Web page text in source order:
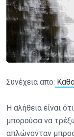
Συνέχεια απο:
Η αλήθεια είναι
μπορούσα να
απλώνονταν